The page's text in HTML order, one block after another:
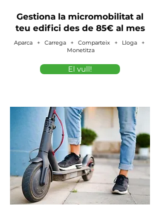
Gestiona la micromobilitat al
teu edifici des de 85€ al mes
Aparca + Carrega + Comparteix + Lloga +
Monetitza
El vull!